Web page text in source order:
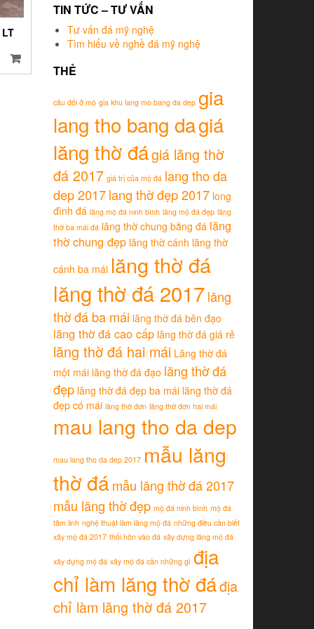
TIN TỨC – TƯ VẤN
Tư vấn đá mỹ nghệ
Tìm hiểu về nghề đá mỹ nghệ
THẺ
câu đối ở mộ gia khu lang mo bang da dep gia
lang tho bang dagiá
lăng thờ đágiá lăng thờ
đá 2017 giá trị của mộ đá lang tho da
dep 2017lang thờ đẹp 2017 long
đình đá lăng mộ đá ninh bình lăng mộ đá đẹp lăng
thờ ba mái đá lăng thờ chung bằng đá lăng
thờ chung đẹp lăng thờ cánh lăng thờ
cánh ba mái lăng thờ đá
lăng thờ đá 2017lăng
thờ đá ba mái lăng thờ đá bên đạo
lăng thờ đá cao cấp lăng thờ đá giá rẻ
lăng thờ đá hai mái Lăng thờ đá
một mái lăng thờ đá đạo lăng thờ đá
đẹp lăng thờ đá đẹp ba mái lăng thờ đá
đẹp có mái lăng thờ đơn lăng thờ đơn hai mái
mau lang tho da dep
mau lang tho da dep 2017 mẫu lăng
thờ đámẫu lăng thờ đá 2017
mẫu lăng thờ đẹp mộ đá ninh bình mộ đá
tâm linh nghệ thuật làm lăng mộ đá những điều cần biết
xây mộ đá 2017 thổi hồn vào đá xây dựng lăng mộ đá
xây dựng mộ đá xây mộ đá cần những gì địa
chỉ làm lăng thờ đáđịa
chỉ làm lăng thờ đá 2017